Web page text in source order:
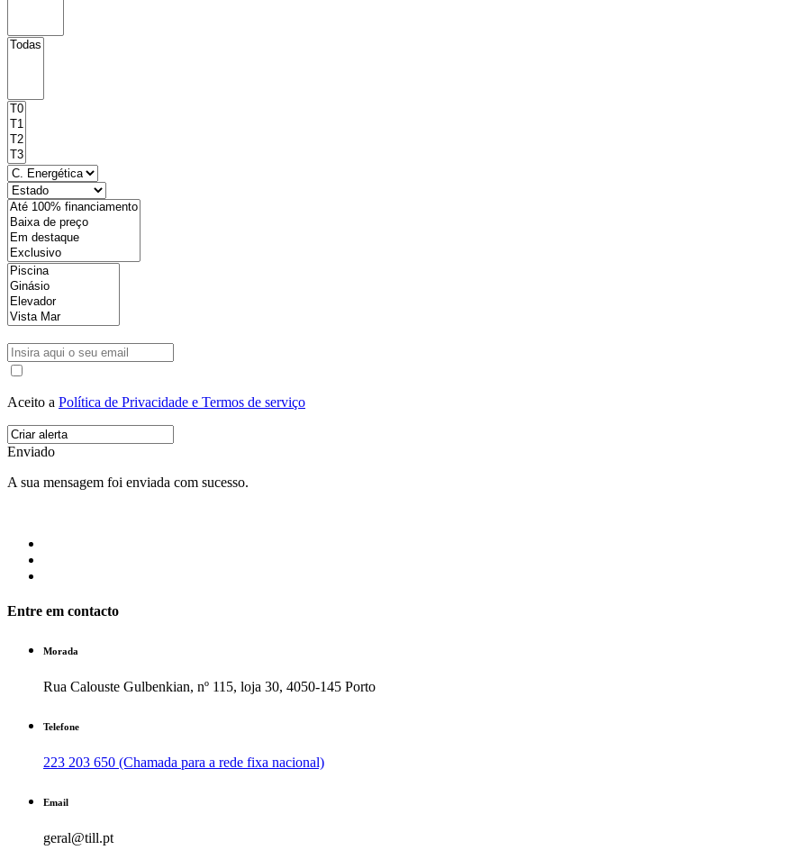
Aceito a Política de Privacidade e Termos de serviço
Enviado
A sua mensagem foi enviada com sucesso.
Entre em contacto
Morada
Rua Calouste Gulbenkian, nº 115, loja 30, 4050-145 Porto
Telefone
223 203 650 (Chamada para a rede fixa nacional)
Email
geral@till.pt